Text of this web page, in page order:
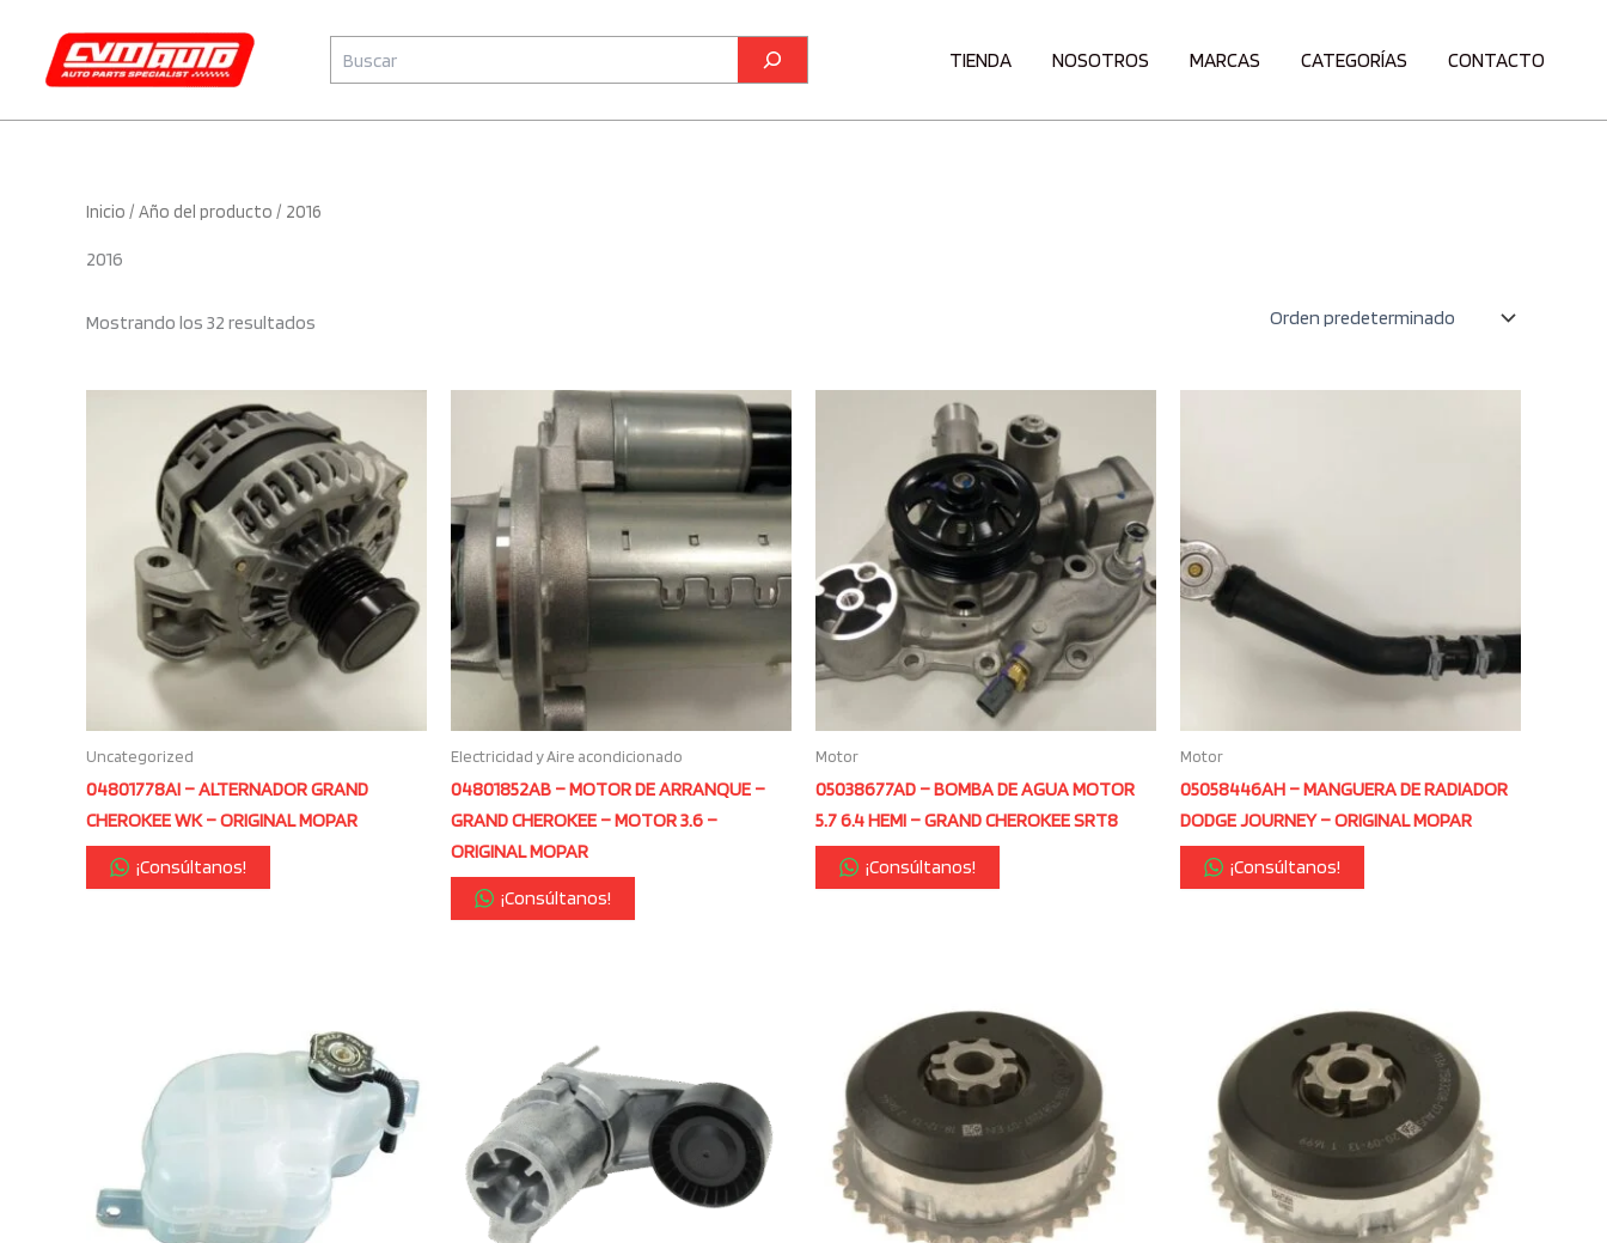
contenido
TIENDA NOSOTROS MARCAS CATEGORÍAS CONTACTO
Inicio / Año del producto / 2016
2016
Mostrando los 32 resultados
Uncategorized
04801778AI – ALTERNADOR GRAND
CHEROKEE WK – ORIGINAL MOPAR
¡Consúltanos!
Electricidad y Aire acondicionado
04801852AB – MOTOR DE ARRANQUE –
GRAND CHEROKEE – MOTOR 3.6 –
ORIGINAL MOPAR
¡Consúltanos!
Motor
05038677AD – BOMBA DE AGUA MOTOR
5.7 6.4 HEMI – GRAND CHEROKEE SRT8
¡Consúltanos!
Motor
05058446AH – MANGUERA DE RADIADOR
DODGE JOURNEY – ORIGINAL MOPAR
¡Consúltanos!